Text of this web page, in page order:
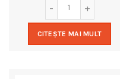
CITEȘTE MAI MULT